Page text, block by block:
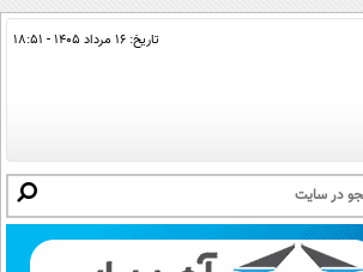
تاریخ: ۱۶ مرداد ۱۴۰۵ - ۱۸:۵۱